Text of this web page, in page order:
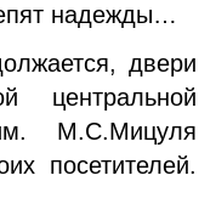
надежды…
двери
центральной
М.С.Мицуля
посетителей.